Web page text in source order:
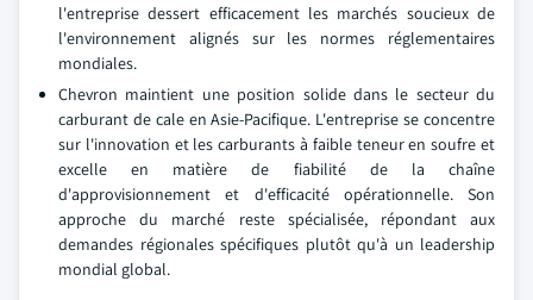
l'entreprise dessert efficacement les marchés soucieux de
l'environnement alignés sur les normes réglementaires
mondiales.
Chevron maintient une position solide dans le secteur du
carburant de cale en Asie-Pacifique. L'entreprise se concentre
sur l'innovation et les carburants à faible teneur en soufre et
excelle en matière de fiabilité de la chaîne
d'approvisionnement et d'efficacité opérationnelle. Son
approche du marché reste spécialisée, répondant aux
demandes régionales spécifiques plutôt qu'à un leadership
mondial global.